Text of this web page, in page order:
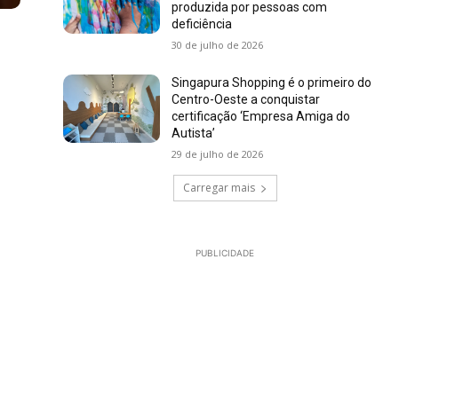
produzida por pessoas com
deficiência
30 de julho de 2026
Singapura Shopping é o primeiro do
Centro-Oeste a conquistar
certificação ‘Empresa Amiga do
Autista’
29 de julho de 2026
Carregar mais
PUBLICIDADE